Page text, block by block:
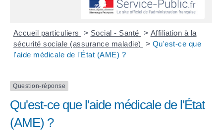
Accueil particuliers > Social - Santé > Affiliation à la
sécurité sociale (assurance maladie)
> Qu'est-ce que
l'aide médicale de l'État (AME) ?
Question-réponse
Qu'est-ce que l'aide médicale de l'État
(AME) ?
DECHETS
DECLARATION DE DEMARCHAGE
DOSSIER DE DEMANDE DE SUBVENTION
DEMANDE DE PRÊT DE MATERIEL
FICHE D'ORGANISATION MANIFESTATION
PLAN D'ACTION MUNICIPAL